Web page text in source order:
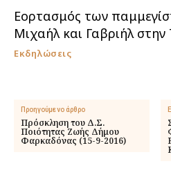
Εορτασμός των
Μιχαήλ και Γαβριήλ
Εκδηλώσεις
Προηγούμενο άρθρο
Πρόσκληση του Δ.Σ.
Ποιότητας Ζωής Δήμου
Φαρκαδόνας (15-9-2016)